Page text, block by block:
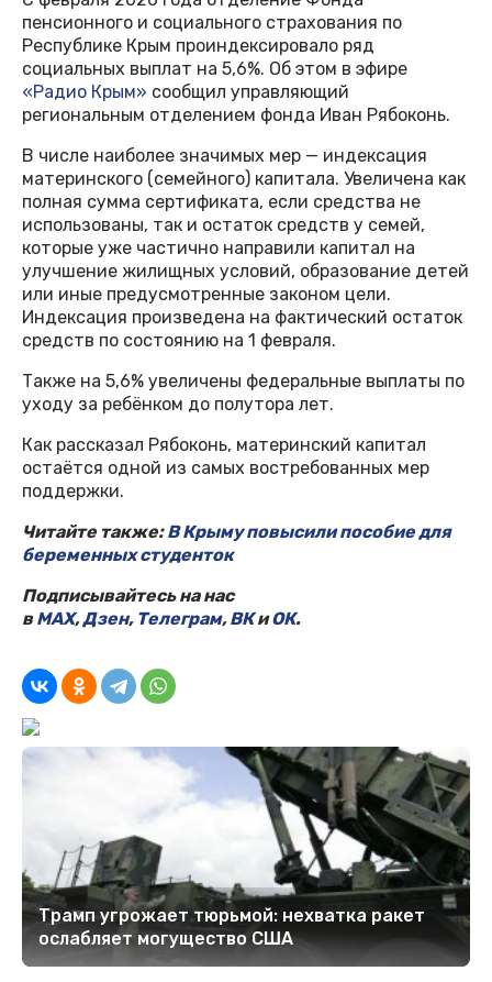
пенсионного и социального страхования по
Республике Крым проиндексировало ряд
социальных выплат на 5,6%. Об этом в эфире
«Радио Крым» сообщил управляющий
региональным отделением фонда Иван Рябоконь.
В числе наиболее значимых мер — индексация
материнского (семейного) капитала. Увеличена как
полная сумма сертификата, если средства не
использованы, так и остаток средств у семей,
которые уже частично направили капитал на
улучшение жилищных условий, образование детей
или иные предусмотренные законом цели.
Индексация произведена на фактический остаток
средств по состоянию на 1 февраля.
Также на 5,6% увеличены федеральные выплаты по
уходу за ребёнком до полутора лет.
Как рассказал Рябоконь, материнский капитал
остаётся одной из самых востребованных мер
поддержки.
Читайте также:В Крыму повысили пособие для
беременных студенток
Подписывайтесь на нас
вMAX,Дзен, Телеграм,ВКиОК.
Трамп угрожает тюрьмой: нехватка ракет
ослабляет могущество США